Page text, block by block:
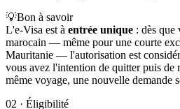
💡Bon à savoir
L'e-Visa est à entrée unique : dès que
marocain — même pour une courte
Mauritanie — l'autorisation est
vous avez l'intention de quitter puis de
même voyage, une nouvelle demande
02 · Éligibilité